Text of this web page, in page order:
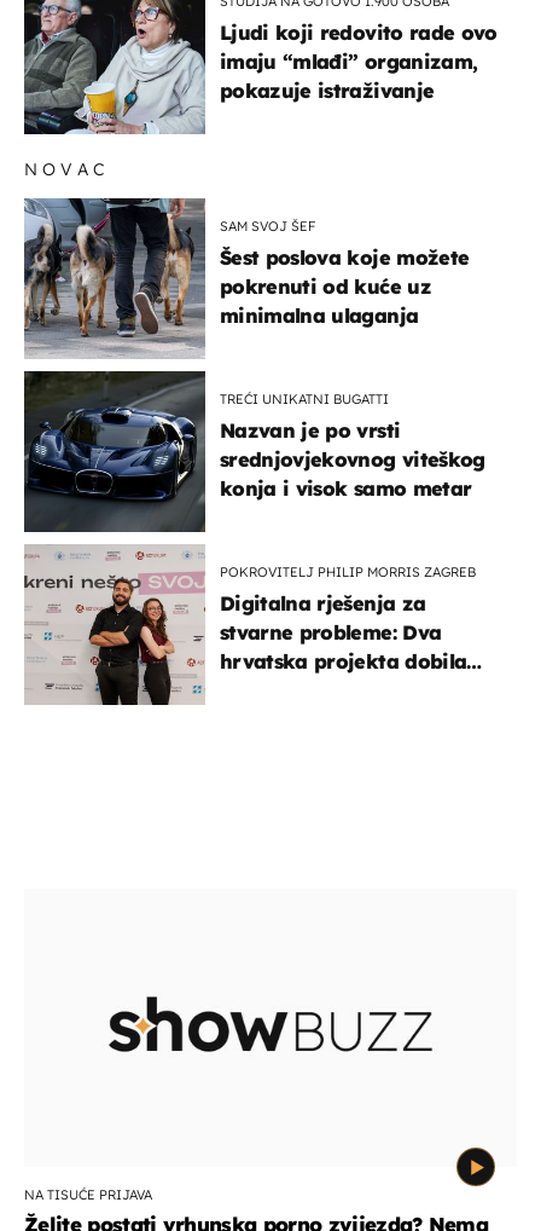
Ljudi koji redovito rade ovo
imaju “mlađi” organizam,
pokazuje istraživanje
NOVAC
SAM SVOJ ŠEF
Šest poslova koje možete
pokrenuti od kuće uz
minimalna ulaganja
TREĆI UNIKATNI BUGATTI
Nazvan je po vrsti
srednjovjekovnog viteškog
konja i visok samo metar
POKROVITELJ PHILIP MORRIS ZAGREB
Digitalna rješenja za
stvarne probleme: Dva
hrvatska projekta dobila
NA TISUĆE PRIJAVA
Želite postati vrhunska porno zvijezda? Nema